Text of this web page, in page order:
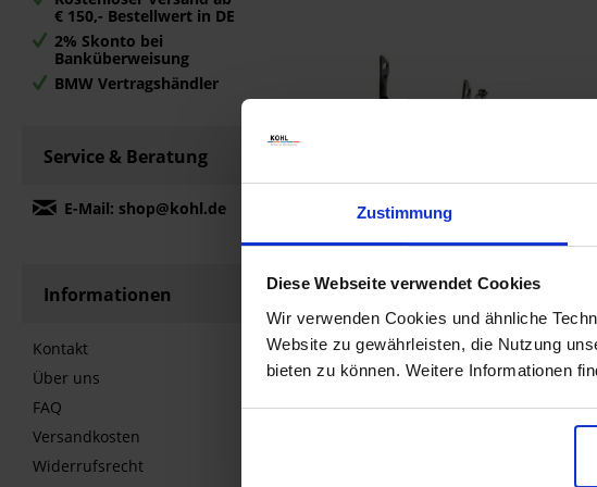
Zustimmung
Diese Webseite verwendet Cookies
Wir verwenden Cookies und ähnliche
Website zu gewährleisten, die Nutzung
bieten zu können. Weitere Informationen
€ 150,- Bestellwert in DE
2% Skonto bei
Banküberweisung
BMW Vertragshändler
Service & Beratung
E-Mail: shop@kohl.de
Informationen
Kontakt
Über uns
FAQ
Versandkosten
Widerrufsrecht
162,99 €
158,10 €
Vergleichen Merken
Zum Produkt